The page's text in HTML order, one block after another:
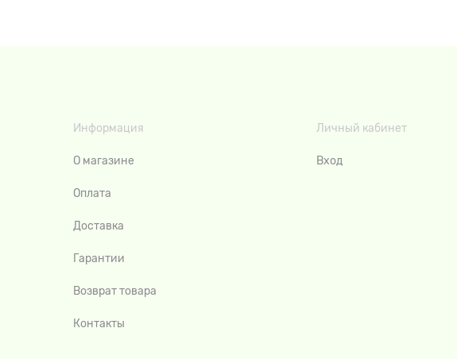
Информация
О магазине
Оплата
Доставка
Гарантии
Возврат товара
Контакты
Личный кабинет
Вход